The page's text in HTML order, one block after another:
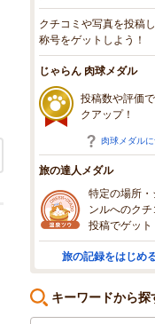
空き状況・料金を見る
クチコミや写真を投稿し
称号をゲットしよう！
じゃらん 肉球メダル
投稿数や評価
クアップ！
肉球メダル
旅の達人メダル
特定の場所・
ンルへのクチ
投稿でゲット
旅の記録をはじめ
キーワードから探